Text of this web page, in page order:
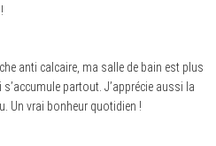
anti calcaire, ma salle de bain est plus
partout. J’apprécie aussi la
Un vrai bonheur quotidien !